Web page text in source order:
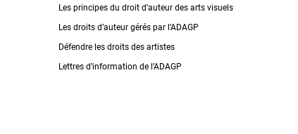
Les principes du droit dʼauteur des arts visuels
Les droits dʼauteur gérés par lʼADAGP
Défendre les droits des artistes
Lettres dʼinformation de lʼADAGP